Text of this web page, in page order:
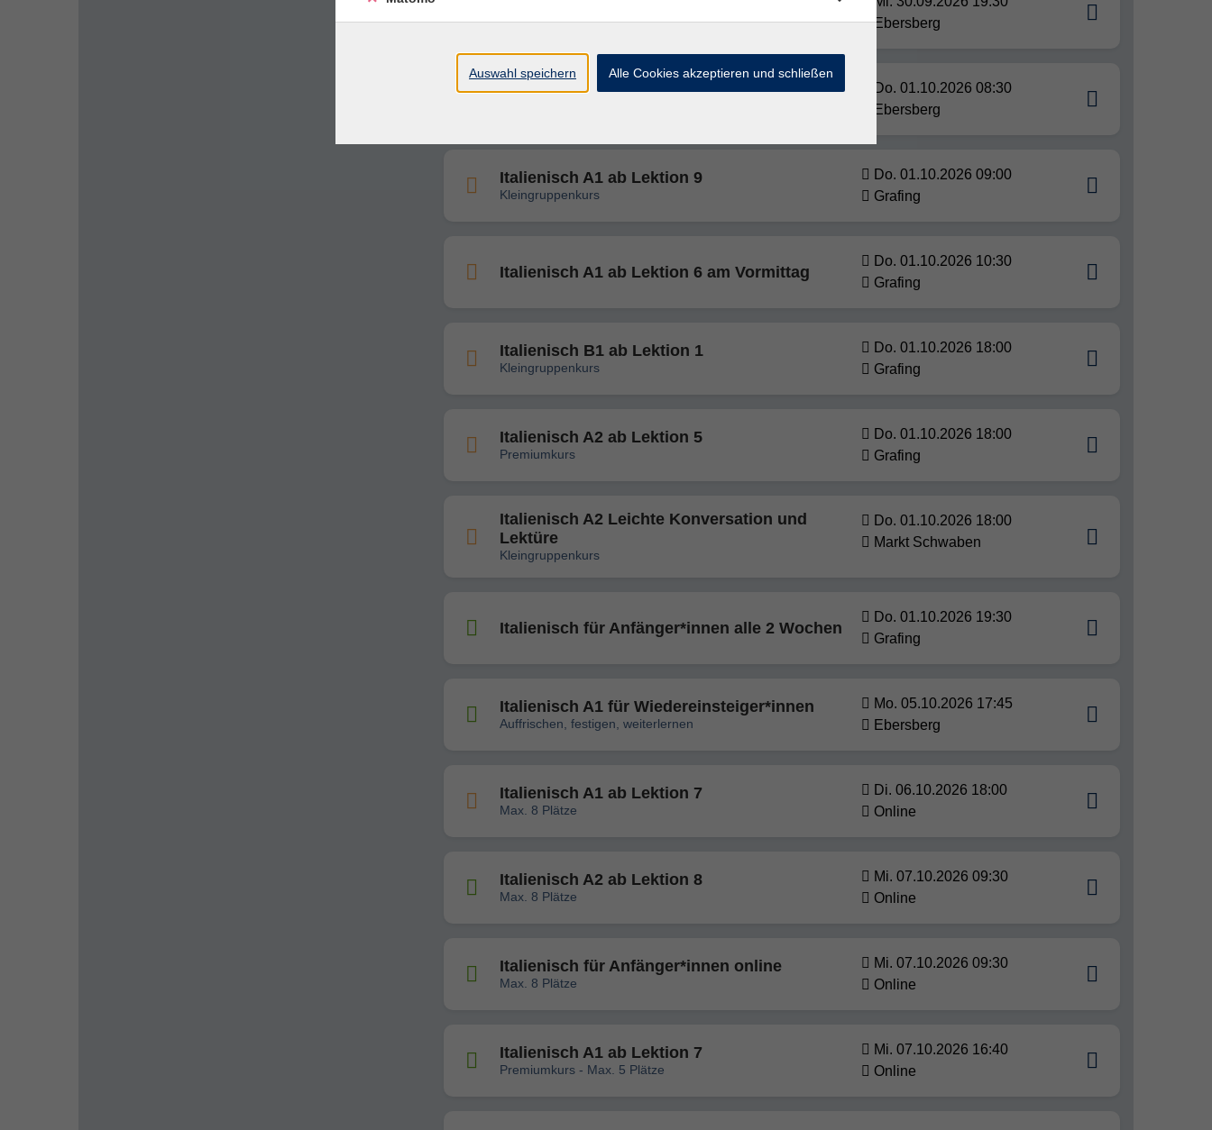
Kleingruppenkurs
Ebersberg
Italienisch B1 ab Lektion 1
Do. 01.10.2026 08:30
Ebersberg
Italienisch A1 ab Lektion 9
Kleingruppenkurs
Do. 01.10.2026 09:00
Grafing
Italienisch A1 ab Lektion 6 am Vormittag
Do. 01.10.2026 10:30
Grafing
Italienisch B1 ab Lektion 1
Kleingruppenkurs
Do. 01.10.2026 18:00
Grafing
Italienisch A2 ab Lektion 5
Premiumkurs
Do. 01.10.2026 18:00
Grafing
Italienisch A2 Leichte Konversation und
Lektüre
Kleingruppenkurs
Do. 01.10.2026 18:00
Markt Schwaben
Italienisch für Anfänger*innen alle 2 Wochen
Do. 01.10.2026 19:30
Grafing
Italienisch A1 für Wiedereinsteiger*innen
Auffrischen, festigen, weiterlernen
Mo. 05.10.2026 17:45
Ebersberg
Italienisch A1 ab Lektion 7
Max. 8 Plätze
Di. 06.10.2026 18:00
Online
Italienisch A2 ab Lektion 8
Max. 8 Plätze
Mi. 07.10.2026 09:30
Online
Italienisch für Anfänger*innen online
Max. 8 Plätze
Mi. 07.10.2026 09:30
Online
Italienisch A1 ab Lektion 7
Premiumkurs - Max. 5 Plätze
Mi. 07.10.2026 16:40
Online
Auswahl speichern Alle Cookies akzeptieren und schließen